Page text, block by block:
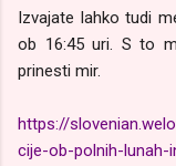
Izvajate lahko tudi
ob 16:45 uri. S to
prinesti mir.
https://
cije-ob-polnih-lunah-